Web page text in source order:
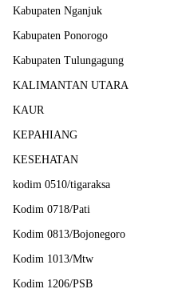
Kabupaten Nganjuk
Kabupaten Ponorogo
Kabupaten Tulungagung
KALIMANTAN UTARA
KAUR
KEPAHIANG
KESEHATAN
kodim 0510/tigaraksa
Kodim 0718/Pati
Kodim 0813/Bojonegoro
Kodim 1013/Mtw
Kodim 1206/PSB